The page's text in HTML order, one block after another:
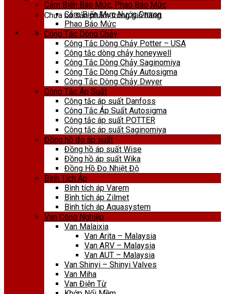
Chưa có sản phẩm trong giỏ hàng.
Cảm Biến Báo Mức, Phao Báo Mức
Cảm Biến Mực Nước Omron
Phao Báo Mức
Công Tắc Dòng Chảy
Công Tắc Dòng Chảy Potter – USA
Công tắc dòng chảy honeywell
Công Tắc Dòng Chảy Saginomiya
Công Tắc Dòng Chảy Autosigma
Công Tắc Dòng Chảy Dwyer
Công Tắc Áp Suất
Công tắc áp suất Danfoss
Công Tắc Áp Suất Autosigma
Công tắc áp suất POTTER
Công tắc áp suất Saginomiya
Đồng hồ đo áp suất
Đồng hồ áp suất Wise
Đồng hồ áp suất Wika
Đồng Hồ Đo Nhiệt Độ
Bình Tích Áp
Bình tích áp Varem
Bình tích áp Zilmet
Bình tích áp Aquasystem
Van Công Nghiệp
Van Malaixia
Van Arita – Malaysia
Van ARV – Malaysia
Van AUT – Malaysia
Van Shinyi – Shinyi Valves
Van Miha
Van Điện Từ